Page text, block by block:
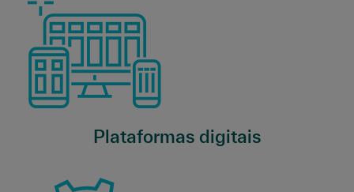
Plataformas digitais